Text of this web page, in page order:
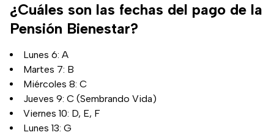
¿Cuáles son las fechas del pago de la
Pensión Bienestar?
Lunes 6: A
Martes 7: B
Miércoles 8: C
Jueves 9: C (Sembrando Vida)
Viernes 10: D, E, F
Lunes 13: G